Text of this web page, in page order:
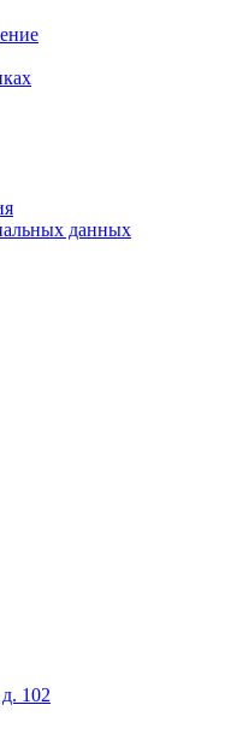
данных
102